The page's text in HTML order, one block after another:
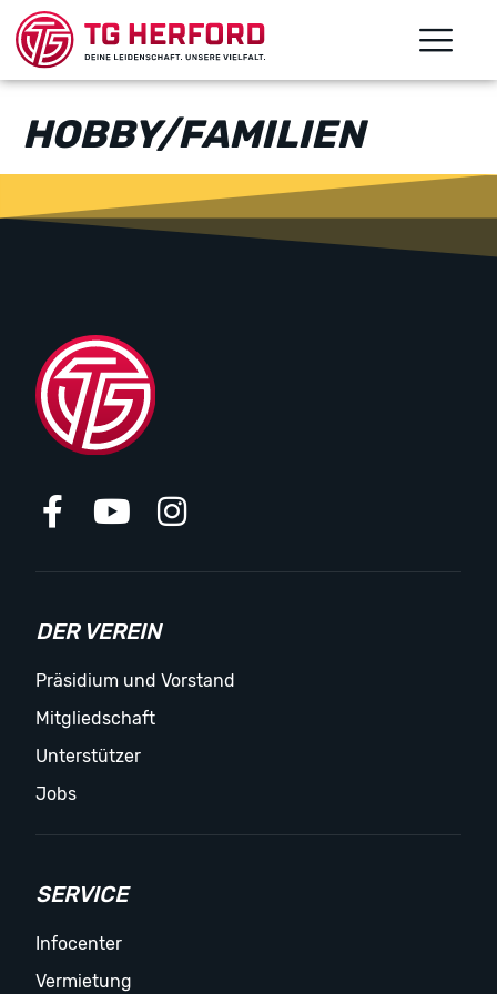
HOBBY/FAMILIEN
DER VEREIN
Präsidium und Vorstand
Mitgliedschaft
Unterstützer
Jobs
SERVICE
Infocenter
Vermietung